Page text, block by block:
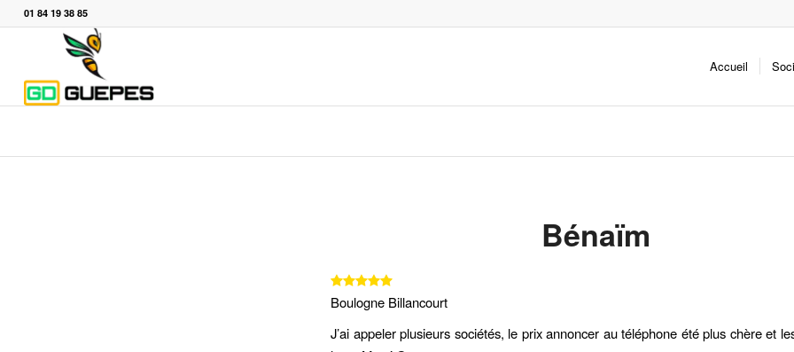
01 84 19 38 85
Accueil
Bénaïm
Boulogne Billancourt
J’ai appeler plusieurs sociétés, le prix annoncer au téléphone été plus chère et